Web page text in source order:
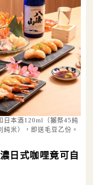
日本酒120ml（獺祭45純
米），即送毛豆乙份。
日式咖哩竟可自